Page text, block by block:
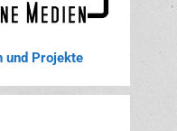
und Projekte